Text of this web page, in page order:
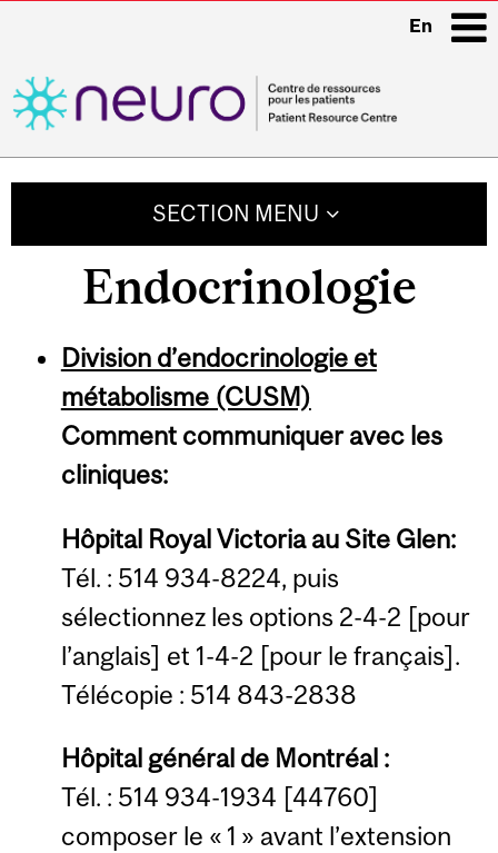
En
SECTION MENU
Endocrinol­ogie
Division d’endocrinologie et
métabolisme (CUSM)
Comment communiquer avec les
cliniques:
Hôpital Royal Victoria au Site Glen:
Tél. : 514 934-8224, puis
sélectionnez les options 2-4-2 [pour
l’anglais] et 1-4-2 [pour le français].
Télécopie : 514 843-2838
Hôpital général de Montréal :
Tél. : 514 934-1934 [44760]
composer le « 1 » avant l’extension